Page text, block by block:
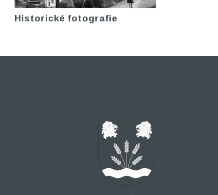
Historické fotografie